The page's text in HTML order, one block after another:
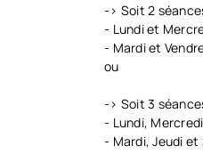
-> Soit 2
- Lundi et
- Mardi et
ou
-> Soit 3
- Lundi,
- Mardi, Jeudi et